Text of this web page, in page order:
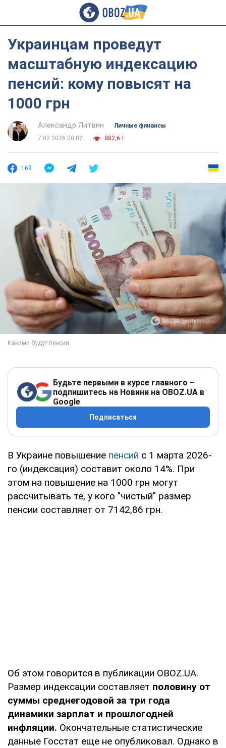
Украинцам проведут
масштабную индексацию
пенсий: кому повысят на
1000 грн
Александр Литвин
Личные финансы
7.02.2026 00:02
882,6 т.
169
Будьте первыми в курсе главного –
подпишитесь на Новини на OBOZ.UA в
Google
Подписаться
В Украине повышение пенсий с 1 марта 2026-
го (индексация) составит около 14%. При
этом на повышение на 1000 грн могут
рассчитывать те, у кого "чистый" размер
пенсии составляет от 7142,86 грн.
Об этом говорится в публикации OBOZ.UA.
Размер индексации составляет половину от
суммы среднегодовой за три года
динамики зарплат и прошлогодней
инфляции. Окончательные статистические
данные Госстат еще не опубликовал. Однако в